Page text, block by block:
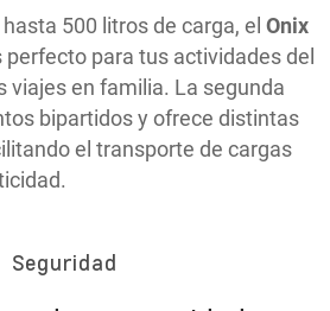
500 litros de carga, elOnix
perfecto para tus actividades del
viajes en familia. La segunda
bipartidos y ofrece distintas
el transporte de cargas
Seguridad